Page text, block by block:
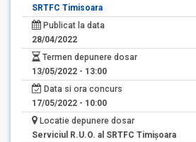
SRTFC Timisoara
Publicat la data
28/04/2022
Termen depunere dosar
13/05/2022 - 13:00
Data si ora concurs
17/05/2022 - 10:00
Locatie depunere dosar
Serviciul R.U.O. al SRTFC Timişoara